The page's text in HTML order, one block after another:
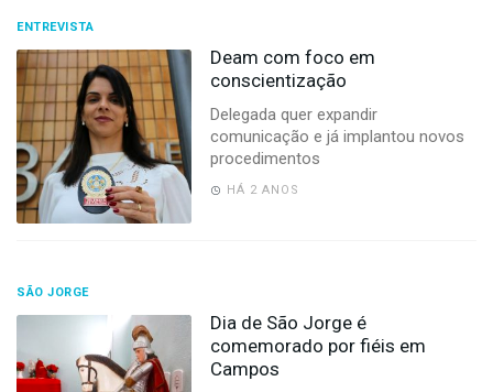
ENTREVISTA
Deam com foco em
conscientização
Delegada quer expandir
comunicação e já implantou novos
procedimentos
HÁ 2 ANOS
SÃO JORGE
Dia de São Jorge é
comemorado por fiéis em
Campos